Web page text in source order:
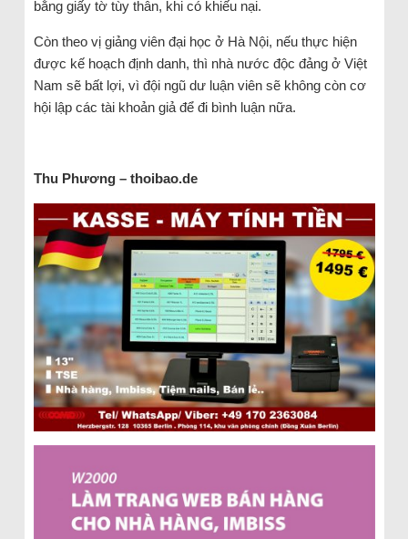
bằng giấy tờ tùy thân, khi có khiếu nại.
Còn theo vị giảng viên đại học ở Hà Nội, nếu thực hiện
được kế hoạch định danh, thì nhà nước độc đảng ở Việt
Nam sẽ bất lợi, vì đội ngũ dư luận viên sẽ không còn cơ
hội lập các tài khoản giả để đi bình luận nữa.
Thu Phương – thoibao.de